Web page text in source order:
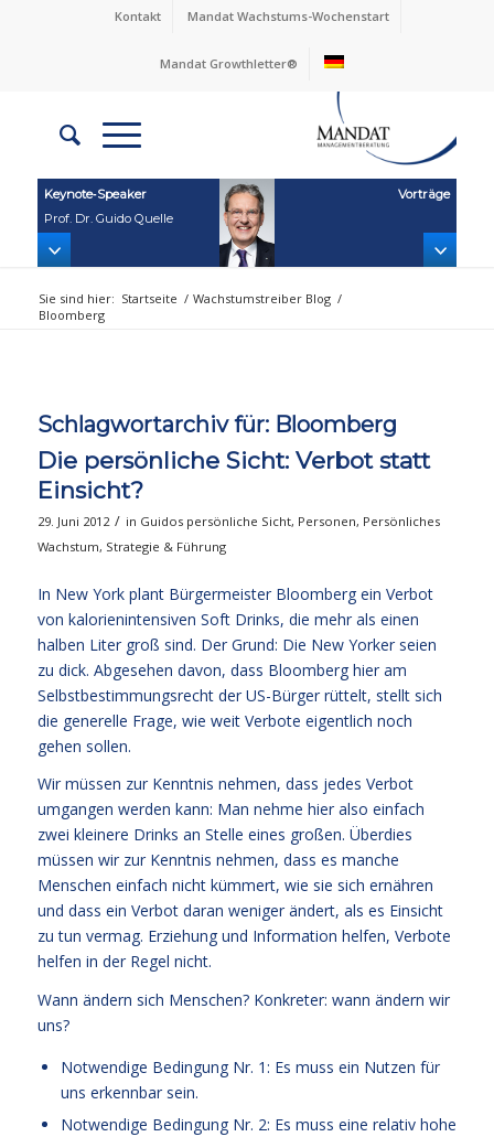
Kontakt Mandat Wachstums-Wochenstart
Mandat Growthletter®
Keynote‑Speaker
Prof. Dr. Guido Quelle
Vorträge
Sie sind hier: Startseite / Wachstumstreiber Blog /
Bloomberg
Schlagwortarchiv für: Bloomberg
Die persönliche Sicht: Verbot statt
Einsicht?
29. Juni 2012 / in Guidos persönliche Sicht, Personen, Persönliches
Wachstum, Strategie & Führung
In New York plant Bürgermeister Bloomberg ein Verbot
von kalorienintensiven Soft Drinks, die mehr als einen
halben Liter groß sind. Der Grund: Die New Yorker seien
zu dick. Abgesehen davon, dass Bloomberg hier am
Selbstbestimmungsrecht der US-Bürger rüttelt, stellt sich
die generelle Frage, wie weit Verbote eigentlich noch
gehen sollen.
Wir müssen zur Kenntnis nehmen, dass jedes Verbot
umgangen werden kann: Man nehme hier also einfach
zwei kleinere Drinks an Stelle eines großen. Überdies
müssen wir zur Kenntnis nehmen, dass es manche
Menschen einfach nicht kümmert, wie sie sich ernähren
und dass ein Verbot daran weniger ändert, als es Einsicht
zu tun vermag. Erziehung und Information helfen, Verbote
helfen in der Regel nicht.
Wann ändern sich Menschen? Konkreter: wann ändern wir
uns?
Notwendige Bedingung Nr. 1: Es muss ein Nutzen für
uns erkennbar sein.
Notwendige Bedingung Nr. 2: Es muss eine relativ hohe